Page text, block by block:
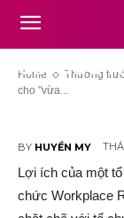
Home Thương
cho "vừa...
Quản lý
dãi dầu
BY HUYỀN MY
Lợi ích của một
chức Workplace